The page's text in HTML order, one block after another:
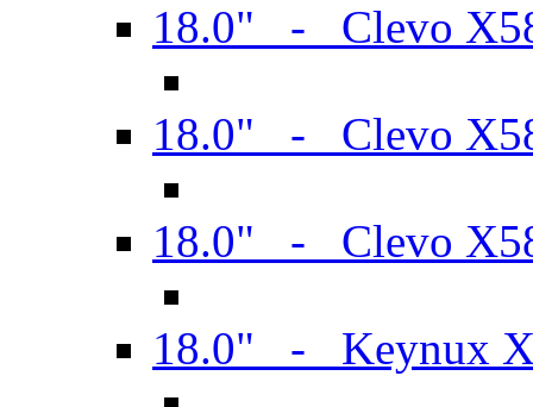
18.0" - Clevo
18.0" - Clevo
18.0" - Clevo
18.0" - Keynux